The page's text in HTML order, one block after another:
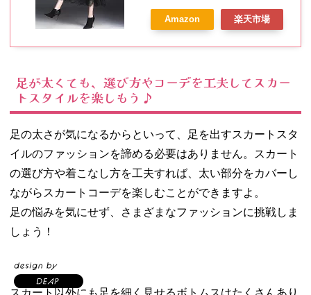
ート Aライン 膝下 メッシュスカ
ート チュール レーススカート レ
Amazon 楽天市場
足が太くても、選び方やコーデを工夫してスカー
トスタイルを楽しもう♪
足の太さが気になるからといって、足を出すスカートスタ
イルのファッションを諦める必要はありません。スカート
の選び方や着こなし方を工夫すれば、太い部分をカバーし
ながらスカートコーデを楽しむことができますよ。
足の悩みを気にせず、さまざまなファッションに挑戦しま
しょう！